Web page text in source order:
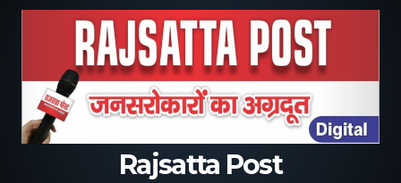
Rajsatta Post